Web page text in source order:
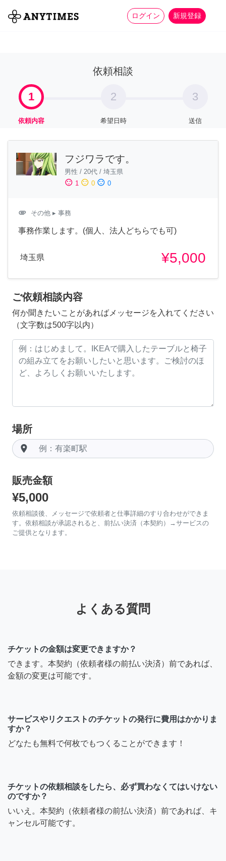
ログイン 新規登録
全て 家事 more_horiz
依頼相談
1
依頼内容
2
希望日時
3
送信
フジワラです。
男性 / 20代 / 埼玉県
sentiment_satisfied 1 sentiment_neutral 0 sentiment_dissatisfied 0
attachment その他 ▸ 事務
事務作業します。(個人、法人どちらでも可)
埼玉県 ¥5,000
ご依頼相談内容
何か聞きたいことがあればメッセージを入れてください
（文字数は500字以内）
場所
room
販売金額
¥5,000
依頼相談後、メッセージで依頼者と仕事詳細のすり合わせができま
す。依頼相談が承認されると、前払い決済（本契約）→サービスの
ご提供となります。
よくある質問
チケットの金額は変更できますか？
できます。本契約（依頼者様の前払い決済）前であれば、
金額の変更は可能です。
サービスやリクエストのチケットの発行に費用はかかりま
すか？
どなたも無料で何枚でもつくることができます！
チケットの依頼相談をしたら、必ず買わなくてはいけない
のですか？
いいえ。本契約（依頼者様の前払い決済）前であれば、キ
ャンセル可能です。